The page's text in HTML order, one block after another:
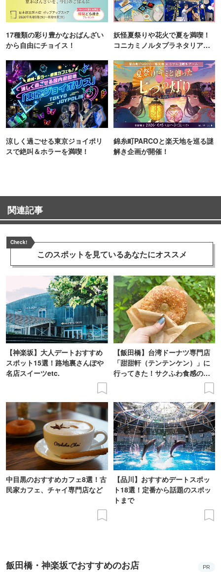
17種類の彩り豊かなおばんざい
から自由にチョイス！
妖怪夏祭りや花火で夏を満喫！
コニカミノルタプラネタリア
涼しく過ごせる東京ジョイポリ
スで絶叫＆ホラーを満喫！
錦糸町PARCOと楽天地を巡る謎
解き企画が開催！
関連記事
Check!
このスポットを見ているあなたにオススメ
【神楽坂】大人デートおすすめ
スポット15選！路地裏さんぽや
名店スイーツetc.
【飯田橋】台湾ドーナツ専門店
「甜甜軒（テンテンケン）」に
行ってきた！サクふわ食感のド
中目黒のおすすめカフェ8選！古
民家カフェ、チャイ専門店など
【品川】おすすめデートスポッ
ト18選！定番から話題のスポッ
トまで
飯田橋・神楽坂でおすすめのお店 PR